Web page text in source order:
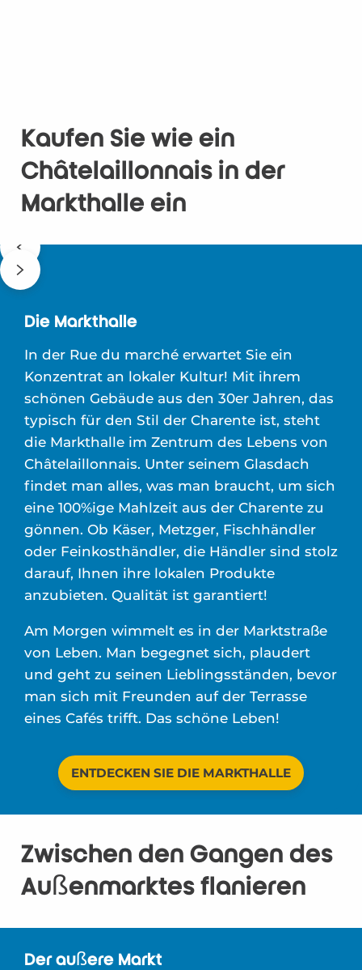
Kaufen Sie wie ein
Châtelaillonnais in der
Markthalle ein
Die Markthalle
In der Rue du marché erwartet Sie ein
Konzentrat an lokaler Kultur! Mit ihrem
schönen Gebäude aus den 30er Jahren, das
typisch für den Stil der Charente ist, steht
die Markthalle im Zentrum des Lebens von
Châtelaillonnais. Unter seinem Glasdach
findet man alles, was man braucht, um sich
eine 100%ige Mahlzeit aus der Charente zu
gönnen. Ob Käser, Metzger, Fischhändler
oder Feinkosthändler, die Händler sind stolz
darauf, Ihnen ihre lokalen Produkte
anzubieten. Qualität ist garantiert!
Am Morgen wimmelt es in der Marktstraße
von Leben. Man begegnet sich, plaudert
und geht zu seinen Lieblingsständen, bevor
man sich mit Freunden auf der Terrasse
eines Cafés trifft. Das schöne Leben!
ENTDECKEN SIE DIE MARKTHALLE
Zwischen den Gängen des
Außenmarktes flanieren
Der äußere Markt